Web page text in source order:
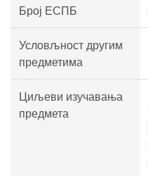
Број ЕСПБ
Условљност другим
предметима
Циљеви изучавања
предмета